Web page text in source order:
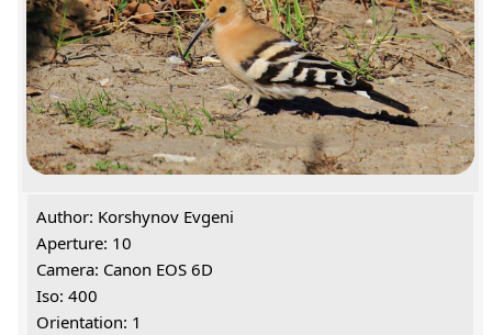
Author: Korshynov Evgeni
Aperture: 10
Camera: Canon EOS 6D
Iso: 400
Orientation: 1